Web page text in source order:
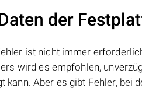
der
ist nicht immer
wird es empfohlen,
Aber es gibt Fehler, bei